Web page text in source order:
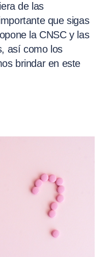
de las
que sigas
la CNSC y las
así como los
brindar en este